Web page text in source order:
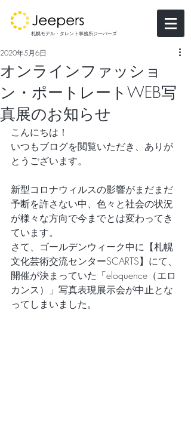
札幌モデル・タレント事務所ジーパーズ
オンラインファッショ
ン・ポートレートWEB写
真展のお知らせ
2020年5月6日
こんにちは！
いつもブログを閲覧いただき、ありが
とうございます。
新型コロナウィルスの影響がまだまだ
予断を許さない中、色々と社会の状況
が様々な方向で今までとは変わってき
ています。
さて、ゴールデンウィーク中に【札幌
文化芸術交流センターSCARTS】にて、
開催が決まっていた「eloquence（エロ
カンス）」写真表現展示会が中止とな
ってしまいました。